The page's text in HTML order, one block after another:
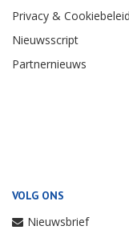
Privacy & Cookiebeleid
Nieuwsscript
Partnernieuws
VOLG ONS
Nieuwsbrief